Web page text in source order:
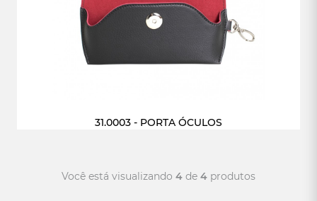
31.0003 - PORTA ÓCULOS
Você está visualizando 4 de 4 produtos